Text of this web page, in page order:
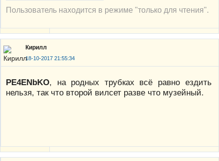
Пользователь находится в режиме "только для чтения".
Кирилл
18-10-2017 21:55:34
PE4ENbKO, на родных трубках всё равно ездить
нельзя, так что второй вилсет разве что музейный.